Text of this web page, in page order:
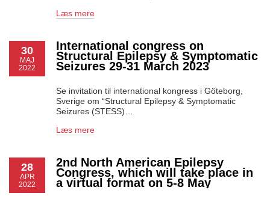
Læs mere
30
MAJ
2022
International congress on
Structural Epilepsy & Symptomatic
Seizures 29-31 March 2023
Se invitation til international kongress i Göteborg,
Sverige om “Structural Epilepsy & Symptomatic
Seizures (STESS)…
Læs mere
28
APR
2022
2nd North American Epilepsy
Congress, which will take place in
a virtual format on 5-8 May